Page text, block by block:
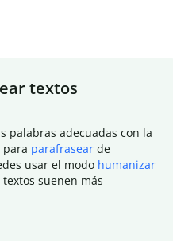
textos
palabras adecuadas con la
parafrasear de
usar el modo humanizar
suenen más